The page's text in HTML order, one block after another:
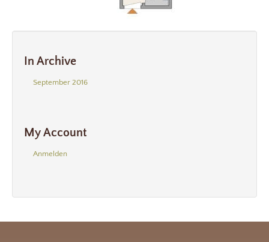
In Archive
September 2016
My Account
Anmelden